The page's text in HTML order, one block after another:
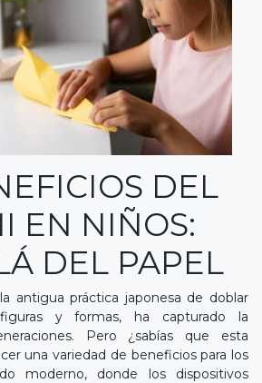
DEL
EN NIÑOS:
DEL PAPEL
antigua práctica japonesa de doblar
y formas, ha capturado la
Pero ¿sabías que esta
una variedad de beneficios para los
moderno, donde los dispositivos